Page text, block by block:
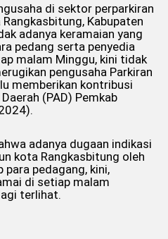
di sektor perparkiran
Kabupaten
adanya keramaian yang
pedang serta penyedia
malam Minggu, kini tidak
pengusaha Parkiran
memberikan kontribusi
(PAD) Pemkab
adanya dugaan indikasi
kota Rangkasbitung oleh
para pedagang, kini,
di setiap malam
terlihat.